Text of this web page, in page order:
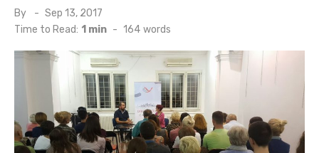
By
Posted
on
Sep 13, 2017
Time to Read: 1 min - 164 words